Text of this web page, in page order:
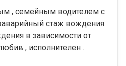
, семейным водителем с
стаж вождения.
в зависимости от
, исполнителен .